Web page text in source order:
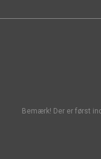
Bemærk! Der er først